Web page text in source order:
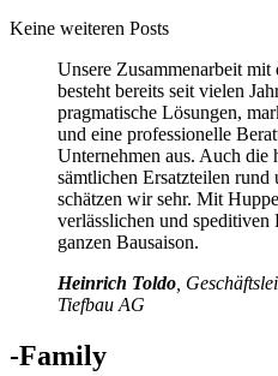
Keine weiteren Posts
Unsere Zusammenarbeit
besteht bereits seit vielen
pragmatische Lösungen,
und eine professionelle
Unternehmen aus. Auch die
sämtlichen Ersatzteilen rund
schätzen wir sehr. Mit
verlässlichen und speditiven
ganzen Bausaison.
Heinrich Toldo ,
Tiefbau AG
-Family